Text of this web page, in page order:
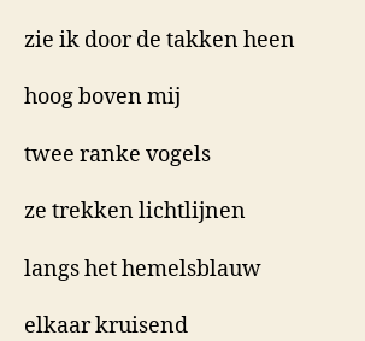
zie ik door de takken heen
hoog boven mij
twee ranke vogels
ze trekken lichtlijnen
langs het hemelsblauw
elkaar kruisend